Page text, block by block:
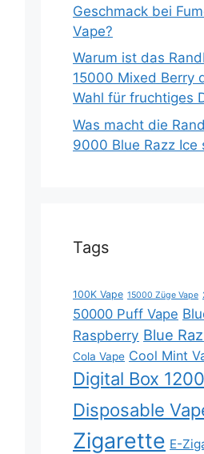
Geschmack bei
Vape?
Warum ist das
15000 Mixed Berry
Wahl für fruchtiges
Was macht die
9000 Blue Razz Ice
Tags
100K Vape 15000 Züge Vape
50000 Puff Vape
Raspberry Blue
Cola Vape Cool Mint
Digital Box
Disposable
Zigarette E-